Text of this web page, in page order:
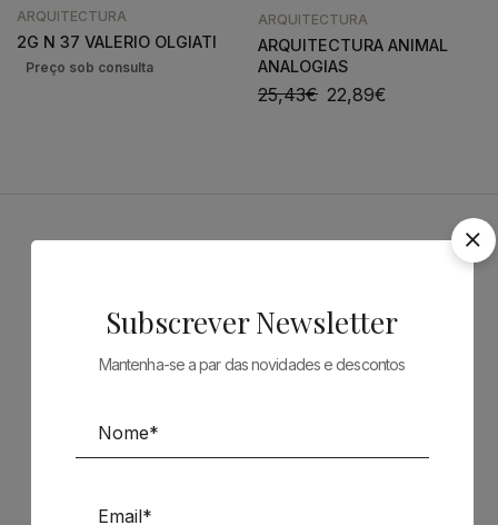
ARQUITECTURA
2G N 37 VALERIO OLGIATI
ARQUITECTURA
ARQUITECTURA ANIMAL
ANALOGIAS
25,43€ 22,89€
Siga-nos nas Redes Sociais
TÉCNICA LIVRARIA »
Subscrever Newsletter
Mantenha-se a par das novidades e descontos